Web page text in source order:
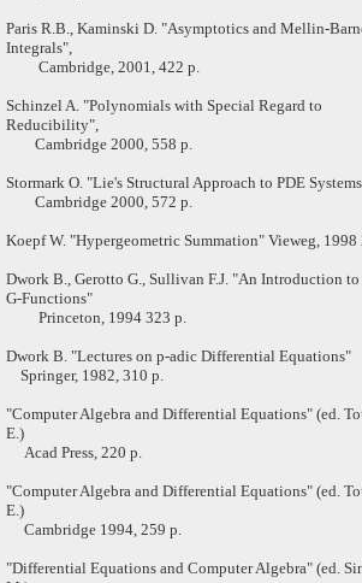
Paris R.B., Kaminski D. "Asymptotics and Mellin-
Integrals",
Cambridge, 2001, 422 p.
Schinzel A. "Polynomials with Special Regard to
Reducibility",
Cambridge 2000, 558 p.
Stormark O. "Lie's Structural Approach to PDE
Cambridge 2000, 572 p.
Koepf W. "Hypergeometric Summation" Vieweg, 1998
Dwork B., Gerotto G., Sullivan F.J. "An Introduction to
G-Functions"
Princeton, 1994 323 p.
Dwork B. "Lectures on p-adic Differential Equations"
Springer, 1982, 310 p.
"Computer Algebra and Differential Equations" (ed.
E.)
Acad Press, 220 p.
"Computer Algebra and Differential Equations" (ed.
E.)
Cambridge 1994, 259 p.
"Differential Equations and Computer Algebra" (ed.